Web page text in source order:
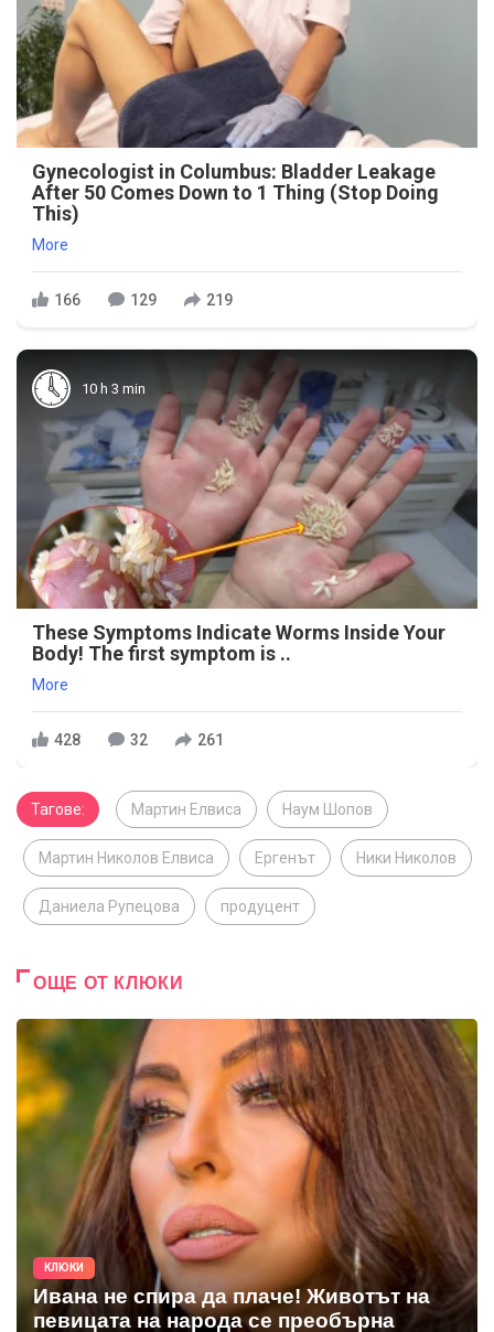
Gynecologist in Columbus: Bladder Leakage
After 50 Comes Down to 1 Thing (Stop Doing
This)
More
166 129 219
10 h 3 min
These Symptoms Indicate Worms Inside Your
Body! The first symptom is ..
More
428 32 261
Тагове: Мартин Елвиса Наум Шопов
Мартин Николов Елвиса Ергенът Ники Николов
Даниела Рупецова продуцент
ОЩЕ ОТ КЛЮКИ
КЛЮКИ
Ивана не спира да плаче! Животът на
певицата на народа се преобърна